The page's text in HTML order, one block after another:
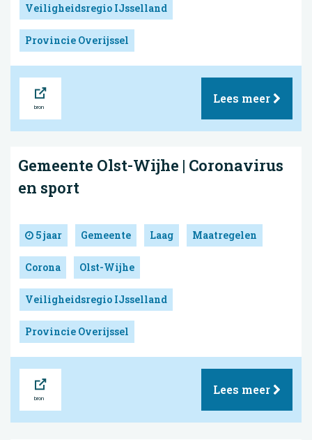
Veiligheidsregio IJsselland
Provincie Overijssel
Lees meer
Gemeente Olst-Wijhe | Coronavirus
en sport
5 jaar Gemeente Laag Maatregelen
Corona Olst-Wijhe
Veiligheidsregio IJsselland
Provincie Overijssel
Lees meer